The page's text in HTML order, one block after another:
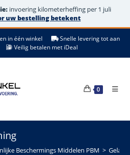
invoering kilometerheffing per 1 juli
uw bestelling betekent
in één winkel
Snelle levering tot aan
Veilig betalen met iDeal
0
Beschermings Middelen PBM >